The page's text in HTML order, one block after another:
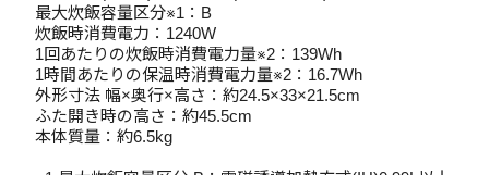
最大炊飯容量区分※1：B
炊飯時消費電力：1240W
1回あたりの炊飯時消費電力量※2：139Wh
1時間あたりの保温時消費電力量※2：16.7Wh
外形寸法 幅×奥行×高さ：約24.5×33×21.5cm
ふた開き時の高さ：約45.5cm
本体質量：約6.5kg